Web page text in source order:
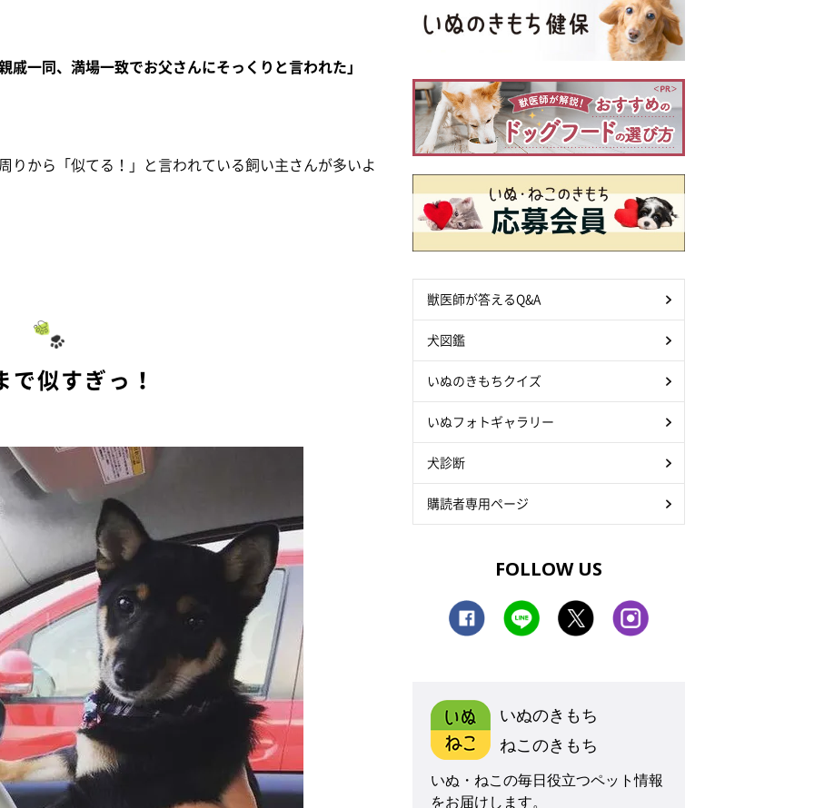
一同、満場一致でお父さんにそっくりと言われた」
りから「似てる！」と言われている飼い主さんが多いよ
で似すぎっ！
獣医師が答えるQ&A
犬図鑑
いぬのきもちクイズ
いぬフォトギャラリー
犬診断
購読者専用ページ
FOLLOW US
いぬのきもち
ねこのきもち
いぬ・ねこの毎日役立つペット情報
をお届けします。